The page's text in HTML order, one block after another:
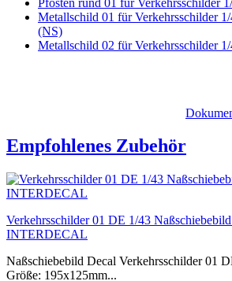
Metallschild 01 für Verkehrsschilder
(NS)
Metallschild 02 für Verkehrsschilder
Empfohlenes Zubehör
Verkehrsschilder 01 DE 1/43
INTERDECAL
Naßschiebebild Decal Verkehrsschilder 01
Größe: 195x125mm...